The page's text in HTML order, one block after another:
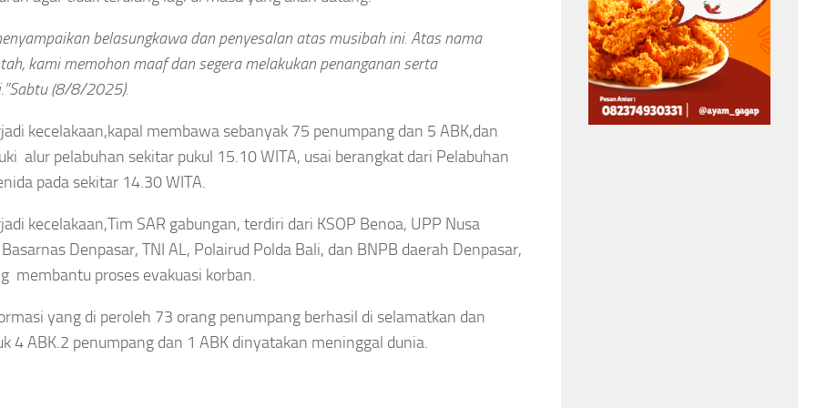
belasungkawa dan penyesalan atas musibah ini. Atas nama
kami memohon maaf dan segera melakukan penanganan serta
(8/8/2025).
kecelakaan,kapal membawa sebanyak 75 penumpang dan 5 ABK,dan
alur pelabuhan sekitar pukul 15.10 WITA, usai berangkat dari Pelabuhan
pada sekitar 14.30 WITA.
kecelakaan,Tim SAR gabungan, terdiri dari KSOP Benoa, UPP Nusa
Denpasar, TNI AL, Polairud Polda Bali, dan BNPB daerah Denpasar,
membantu proses evakuasi korban.
yang di peroleh 73 orang penumpang berhasil di selamatkan dan
4 ABK.2 penumpang dan 1 ABK dinyatakan meninggal dunia.
KKI Periksa
Dokter
Perawat
Agustus 6, 2026
Kemerdekaan! Bupati
Cup III Resmi
RI
Asep Sanjaya
Bangun Benteng
Kerukunan, Libatkan
Tokoh Agama hingga
Aparat Keamanan
KPK Temukan
Selisih
Pemain